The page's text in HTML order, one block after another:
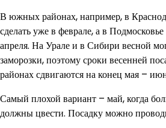
В южных районах, например, в
сделать уже в феврале, а в
апреля. На Урале и в Сибири весной
заморозки, поэтому сроки весенней
районах сдвигаются на конец мая –
Самый плохой вариант – май, когда
должны цвести. Посадку можно